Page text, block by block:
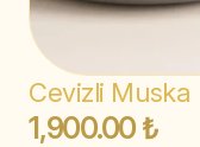
Cevizli Muska
1,900.00 ₺